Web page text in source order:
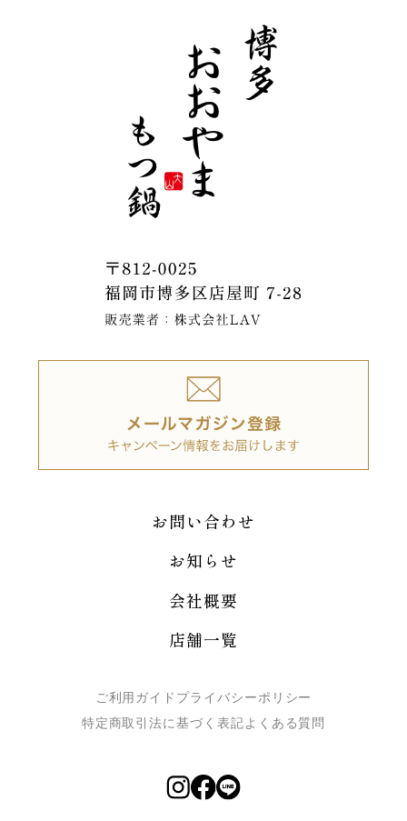
お問い合わせ
お知らせ
会社概要
店舗一覧
ご利用ガイド プライバシーポリシー
特定商取引法に基づく表記よくある質問